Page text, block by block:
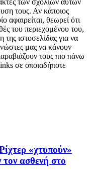
τους. Αν κάποιος
αφαιρείται, θεωρεί ότι
του περιεχομένου του,
της ιστοσελίδας για να
μας να κάνουν
τους πιο πάνω
σε οποιαδήποτε
«χτυπούν»
τον ασθενή στο